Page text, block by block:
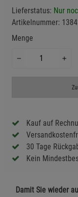
Lieferstatus: Nur
Artikelnummer:
Menge
Kauf auf
30 Tage
Kein
Damit Sie wieder